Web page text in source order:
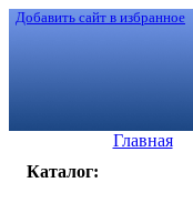
Добавить сайт в избранное
Главная
Каталог: